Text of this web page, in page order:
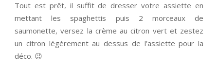
Tout est prêt, il suffit de dresser votre assiette en
mettant les spaghettis puis 2 morceaux de
saumonette, versez la crème au citron vert et zestez
un citron légèrement au dessus de l’assiette pour la
déco. 😉